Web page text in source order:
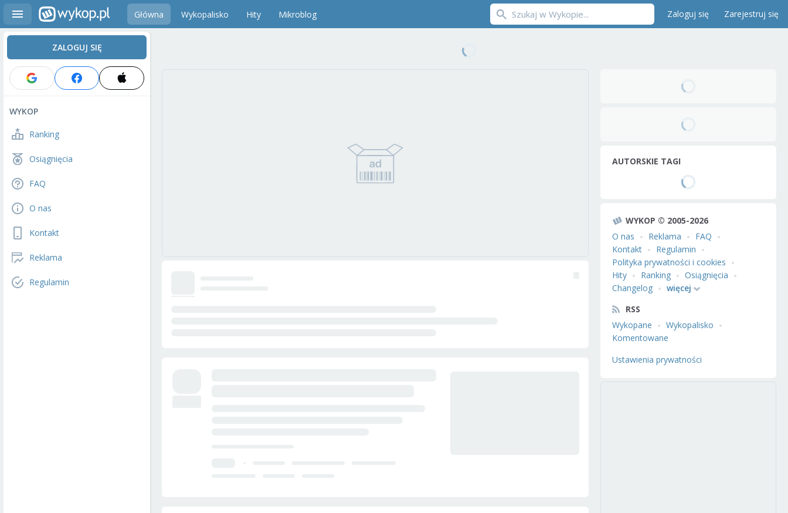
Główna Wykopalisko Hity Mikroblog Zaloguj się Zarejestruj się
ZALOGUJ SIĘ
WYKOP
Ranking
Osiągnięcia
FAQ
O nas
Kontakt
Reklama
Regulamin
AUTORSKIE TAGI
WYKOP © 2005-2026
O nas
Reklama
FAQ
Kontakt
Regulamin
Polityka prywatności i cookies
Hity
Ranking
Osiągnięcia
Changelog
więcej
RSS
Wykopane
Wykopalisko
Komentowane
Ustawienia prywatności